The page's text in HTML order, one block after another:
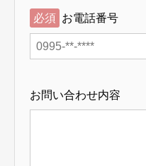
必須 お電話番号
お問い合わせ内容